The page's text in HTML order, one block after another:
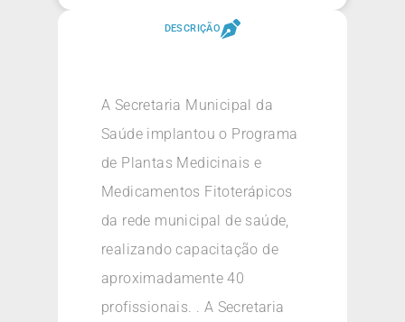
DESCRIÇÃO
A Secretaria Municipal da
Saúde implantou o Programa
de Plantas Medicinais e
Medicamentos Fitoterápicos
da rede municipal de saúde,
realizando capacitação de
aproximadamente 40
profissionais. . A Secretaria